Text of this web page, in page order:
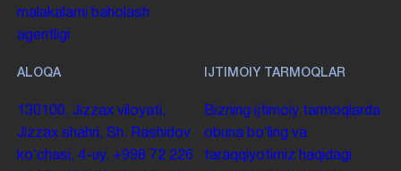
malakalarni baholash
agentligi
ALOQA
130100. Jizzax viloyati,
Jizzax shahri, Sh. Rashidov
koʻchasi, 4-uy. +998 72 226
IJTIMOIY TARMOQLAR
Bizning ijtimoiy tarmoqlarda
obuna boʻling va
taraqqiyotimiz haqidagi